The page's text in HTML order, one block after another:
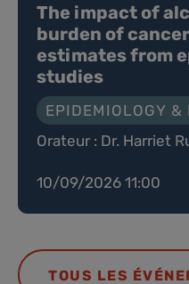
The impact of
burden of
estimates from
studies
EPIDEMIOLOGY &
Orateur : Dr. Harriet
10/09/2026 11:00
TOUS LES